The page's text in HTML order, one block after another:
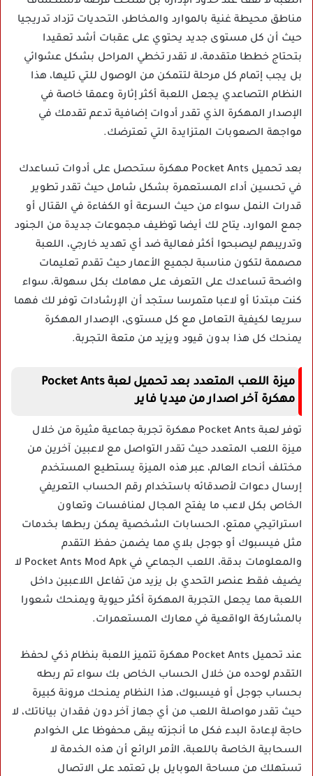
مناطق محيطة غنية بالموارد والمخاطر، التحديات تزداد تدريجيا
حيث أن كل مستوى جديد يحتوي على عقبات أشد تعقيدا
بتحتاج خططا متقدمة، لا تقدر تخطي المراحل بشكل عشوائي
بل يجب إتمام كل مرحلة لتتمكن من الوصول للتي تليها، هذا
النظام التصاعدي يجعل اللعبة أكثر إثارة وعمقا خاصة في
الإصدار المهكرة الذي تقدر أدوات إضافية تدعم تقدمك في
مواجهة الصعوبات المتزايدة التي تعترضك.
بعد تحميل Pocket Ants مهكرة ستحصل على أدوات تساعدك
في تحسين أداء المستعمرة بشكل شامل حيث تقدر تطوير
قدرات النمل سواء من حيث السرعة أو الكفاءة في القتال أو
جمع الموارد، يتاح لك أيضا توظيف مجموعات جديدة من الجنود
وتدريبهم ليصبحوا أكثر فعالية ضد أي تهديد خارجي، اللعبة
مصممة لتكون مناسبة لجميع الأعمار حيث تقدم تعليمات
واضحة تساعدك على التعرف على مهامك بكل سهولة، سواء
كنت مبتدئا أو لاعبا متمرسا ستجد أن الإرشادات توفر لك فهما
سريعا لكيفية التعامل مع كل مستوى، الإصدار المهكرة
يمنحك كل هذا بدون قيود ويزيد من متعة التجربة.
ميزة اللعب المتعدد بعد تحميل لعبة Pocket Ants
مهكرة آخر اصدار من ميديا فاير
توفر لعبة Pocket Ants مهكرة تجربة جماعية مثيرة من خلال
ميزة اللعب المتعدد حيث تقدر التواصل مع لاعبين آخرين من
مختلف أنحاء العالم، عبر هذه الميزة يستطيع المستخدم
إرسال دعوات لأصدقائه باستخدام رقم الحساب التعريفي
الخاص بكل لاعب ما يفتح المجال لمنافسات وتعاون
استراتيجي ممتع، الحسابات الشخصية يمكن ربطها بخدمات
مثل فيسبوك أو جوجل بلاي مما يضمن حفظ التقدم
والمعلومات بدقة، اللعب الجماعي في Pocket Ants Mod Apk لا
يضيف فقط عنصر التحدي بل يزيد من تفاعل اللاعبين داخل
اللعبة مما يجعل التجربة المهكرة أكثر حيوية ويمنحك شعورا
بالمشاركة الواقعية في معارك المستعمرات.
عند تحميل Pocket Ants مهكرة تتميز اللعبة بنظام ذكي لحفظ
التقدم لوحده من خلال الحساب الخاص بك سواء تم ربطه
بحساب جوجل أو فيسبوك، هذا النظام يمنحك مرونة كبيرة
حيث تقدر مواصلة اللعب من أي جهاز آخر دون فقدان بياناتك، لا
حاجة لإعادة البدء فكل ما أنجزته يبقى محفوظا على الخوادم
السحابية الخاصة باللعبة، الأمر الرائع أن هذه الخدمة لا
تستهلك من مساحة الموبايل بل تعتمد على الاتصال